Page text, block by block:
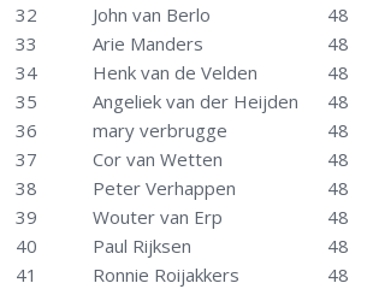
32
John van Berlo
48
33
Arie Manders
48
34
Henk van de Velden
48
35
Angeliek van der Heijden
48
36
mary verbrugge
48
37
Cor van Wetten
48
38
Peter Verhappen
48
39
Wouter van Erp
48
40
Paul Rijksen
48
41
Ronnie Roijakkers
48